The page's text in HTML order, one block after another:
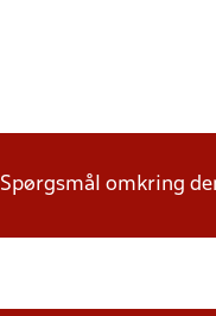
Spørgsmål omkring